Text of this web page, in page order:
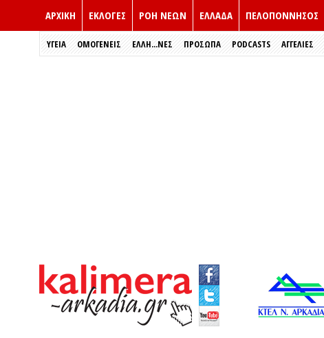
ΑΡΧΙΚΗ ΕΚΛΟΓΈΣ ΡΟΗ ΝΕΩΝ ΕΛΛΑΔΑ ΠΕΛΟΠΟΝΝΗΣΟΣ
ΥΓΕΙΑ ΟΜΟΓΕΝΕΙΣ ΈΛΛΗ...ΝΕΣ ΠΡΌΣΩΠΑ PODCASTS ΑΓΓΕΛΙΕΣ